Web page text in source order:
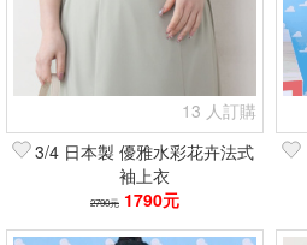
藍BLU
篩選
13 人訂購
3/4 日本製 優雅水彩花卉法式
袖上衣
2790元 1790元